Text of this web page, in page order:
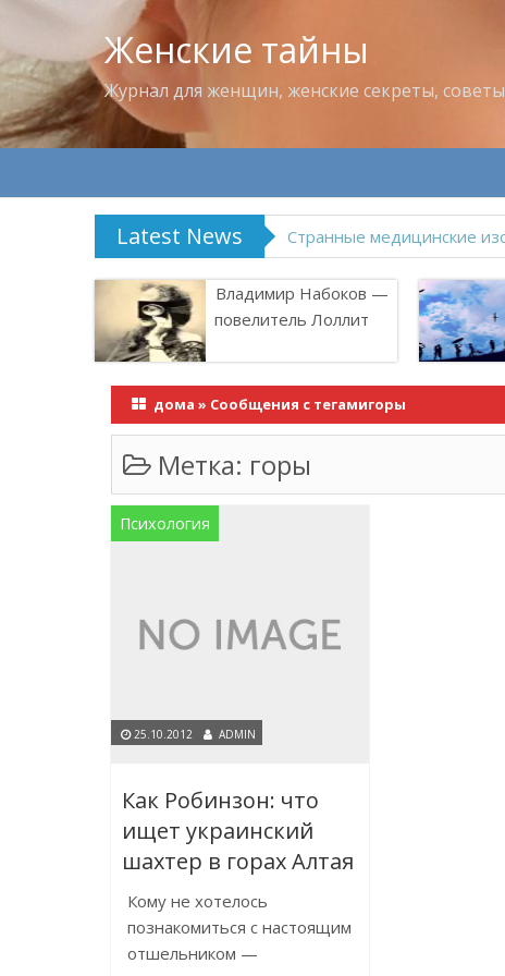
Женские тайны
Журнал для женщин, женские секреты, советы
Latest News Что пить в жару
Владимир Набоков —
повелитель Лоллит
дома » Сообщения с тегамигоры
Метка: горы
Психология
25.10.2012 ADMIN
Как Робинзон: что
ищет украинский
шахтер в горах Алтая
Кому не хотелось
познакомиться с настоящим
отшельником —